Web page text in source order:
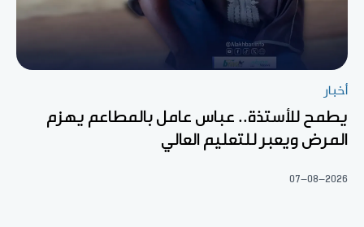
أخبار
يطمح للأستذة.. عباس عامل بالمطاعم يهزم
المرض ويعبر للتعليم العالي
07-08-2026